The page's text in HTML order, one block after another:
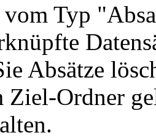
Typ
Absätze
Ziel-Ordner